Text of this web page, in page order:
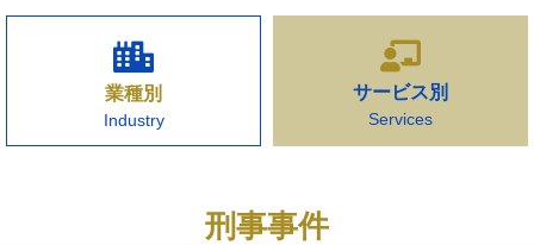
業種別
Industry
サービス別
Services
刑事事件